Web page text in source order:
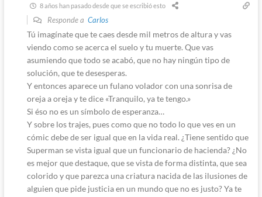
8 años han pasado desde que se escribió esto
Responde a Carlos
Tú imagínate que te caes desde mil metros de altura y vas
viendo como se acerca el suelo y tu muerte. Que vas
asumiendo que todo se acabó, que no hay ningún tipo de
solución, que te desesperas.
Y entonces aparece un fulano volador con una sonrisa de
oreja a oreja y te dice «Tranquilo, ya te tengo.»
Si éso no es un símbolo de esperanza…
Y sobre los trajes, pues como que no todo lo que ves en un
cómic debe de ser igual que en la vida real. ¿Tiene sentido que
Superman se vista igual que un funcionario de hacienda? ¿No
es mejor que destaque, que se vista de forma distinta, que sea
colorido y que parezca una criatura nacida de las ilusiones de
alguien que pide justicia en un mundo que no es justo? Ya te